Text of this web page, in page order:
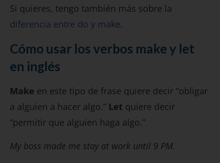
Si quieres, tengo también más sobre la
diferencia entre do y make.
Cómo usar los verbos make y let
en inglés
Make en este tipo de frase quiere decir “obligar
a alguien a hacer algo.” Let quiere decir
“permitir que alguien haga algo.”
My boss made me stay at work until 9 PM.